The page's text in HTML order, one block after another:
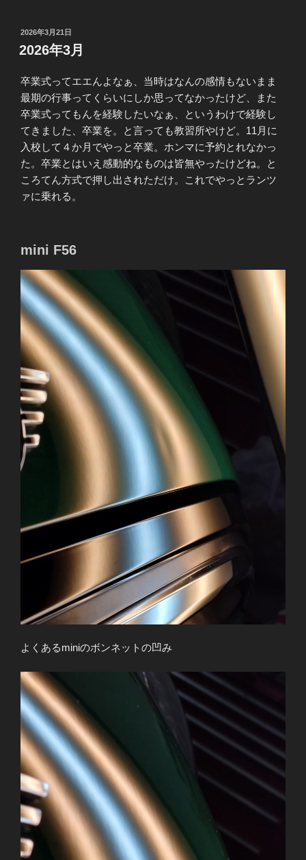
投
稿
日:
2026年3月21日
2026年3月
卒業式ってエエんよなぁ、当時はなんの感情もないまま
最期の行事ってくらいにしか思ってなかったけど、また
卒業式ってもんを経験したいなぁ、というわけで経験し
てきました、卒業を。と言っても教習所やけど。11月に
入校して４か月でやっと卒業。ホンマに予約とれなかっ
た。卒業とはいえ感動的なものは皆無やったけどね。と
ころてん方式で押し出されただけ。これでやっとランツ
ァに乗れる。
mini F56
よくあるminiのボンネットの凹み